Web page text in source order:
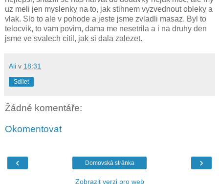
uz meli jen myslenky na to, jak stihnem vyzvednout obleky a
vlak. Slo to ale v pohode a jeste jsme zvladli masaz. Byl to
telocvik, to vam povim, dama me nesetrila a i na druhy den
jsme ve svalech citil, jak si dala zalezet.
Ali v 18:31
Sdílet
Žádné komentáře:
Okomentovat
‹ ›
Domovská stránka
Zobrazit verzi pro web